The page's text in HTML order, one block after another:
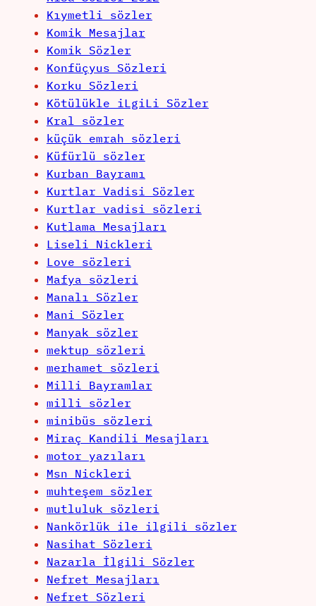
Kıymetli sözler
Komik Mesajlar
Komik Sözler
Konfüçyus Sözleri
Korku Sözleri
Kötülükle iLgiLi Sözler
Kral sözler
küçük emrah sözleri
Küfürlü sözler
Kurban Bayramı
Kurtlar Vadisi Sözler
Kurtlar vadisi sözleri
Kutlama Mesajları
Liseli Nickleri
Love sözleri
Mafya sözleri
Manalı Sözler
Mani Sözler
Manyak sözler
mektup sözleri
merhamet sözleri
Milli Bayramlar
milli sözler
minibüs sözleri
Miraç Kandili Mesajları
motor yazıları
Msn Nickleri
muhteşem sözler
mutluluk sözleri
Nankörlük ile ilgili sözler
Nasihat Sözleri
Nazarla İlgili Sözler
Nefret Mesajları
Nefret Sözleri